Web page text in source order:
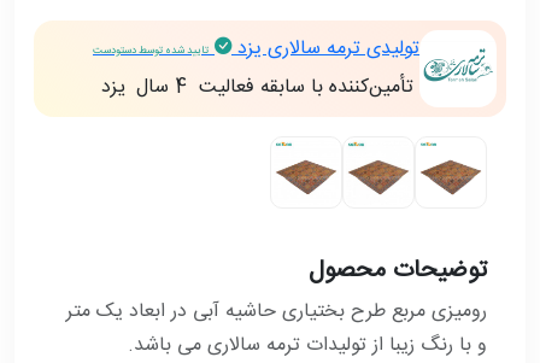
تولیدی ترمه سالاری یزد تایید شده توسط دستودست
تأمین‌کننده با سابقه فعالیت 4 سال يزد
توضیحات محصول
رومیزی مربع طرح بختیاری حاشیه آبی در ابعاد یک متر
و با رنگ زیبا از تولیدات ترمه سالاری می باشد.